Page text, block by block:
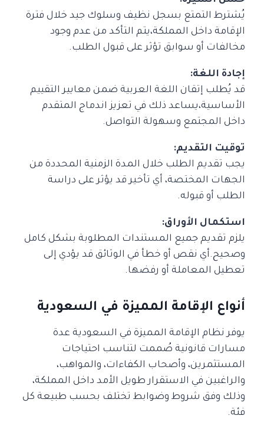
يُشترط التمتع بسجل نظيف وسلوك جيد خلال فترة
الإقامة داخل المملكة،يتم التأكد من عدم وجود
مخالفات أو سوابق تؤثر على قبول الطلب.
إجادة اللغة:
قد يُطلب إتقان اللغة العربية ضمن معايير التقييم
الأساسية،يساعد ذلك في تعزيز اندماج المتقدم
داخل المجتمع وسهولة التواصل.
توقيت التقديم:
يجب تقديم الطلب خلال المدة الزمنية المحددة من
الجهات المختصة، أي تأخير قد يؤثر على دراسة
الطلب أو قبوله.
استكمال الأوراق:
يلزم تقديم جميع المستندات المطلوبة بشكل كامل
وصحيح.أي نقص أو خطأ في الوثائق قد يؤدي إلى
تعطيل المعاملة أو رفضها.
أنواع الإقامة المميزة في السعودية
يوفر نظام الإقامة المميزة في السعودية عدة
مسارات قانونية صُممت لتناسب احتياجات
المستثمرين، وأصحاب الكفاءات، والمواهب،
والراغبين في الاستقرار طويل الأمد داخل المملكة،
وذلك وفق شروط وضوابط تختلف بحسب طبيعة كل
فئة.